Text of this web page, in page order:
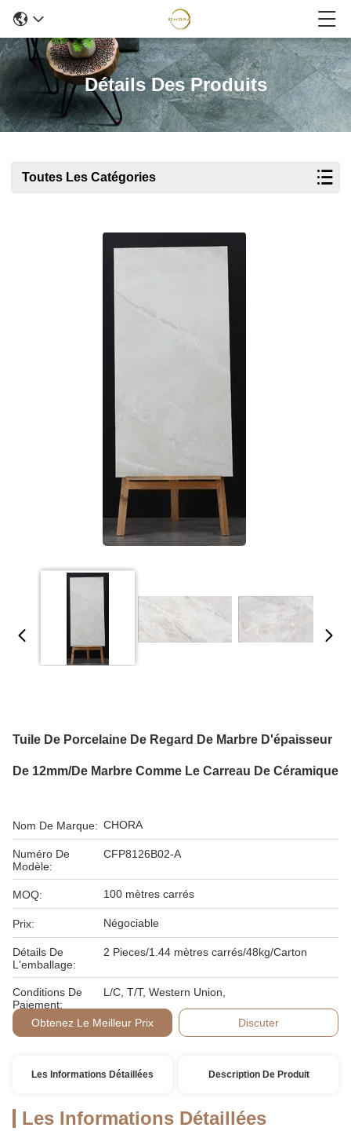
Détails Des Produits
Toutes Les Catégories
Tuile De Porcelaine De Regard De Marbre D'épaisseur
De 12mm/de Marbre Comme Le Carreau De Céramique
Nom De Marque: CHORA
Numéro De
Modèle:
CFP8126B02-A
MOQ: 100 mètres carrés
Prix: Négociable
Détails De
L'emballage:
2 Pieces/1.44 mètres carrés/48kg/Carton
Conditions De
Paiement:
L/C, T/T, Western Union,
Obtenez Le Meilleur Prix Discuter
Les Informations Détaillées Description De Produit
Les Informations Détaillées